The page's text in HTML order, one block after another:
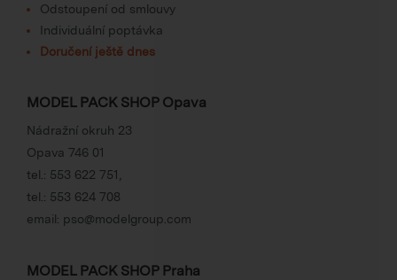
Odstoupení od smlouvy
Individuální poptávka
Doručení ještě dnes
MODEL PACK SHOP Opava
Nádražní okruh 23
Opava 746 01
tel.: 553 622 751
tel.: 553 624 708
email: pso@modelgroup.com
MODEL PACK SHOP Praha